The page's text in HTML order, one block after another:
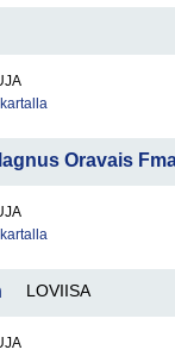
Oravais
LOVIISA